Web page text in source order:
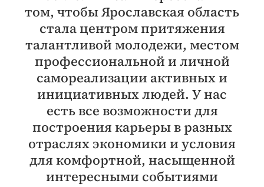
том, чтобы Ярославская область
стала центром притяжения
талантливой молодежи, местом
профессиональной и личной
самореализации активных и
инициативных людей. У нас
есть все возможности для
построения карьеры в разных
отраслях экономики и условия
для комфортной, насыщенной
интересными событиями